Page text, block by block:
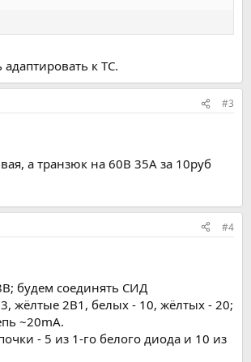
к ТС.
#3
а транзюк на 60В 35А за 10руб
#4
будем соединять СИД
жёлтые 2В1, белых - 10, жёлтых - 20;
~20mA.
- 5 из 1-го белого диода и 10 из